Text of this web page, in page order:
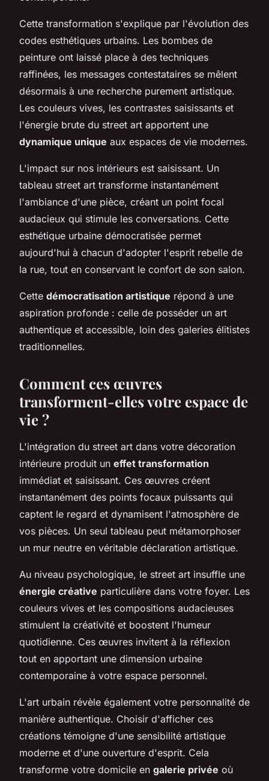
Cette transformation s'explique par l'évolution des
codes esthétiques urbains. Les bombes de
peinture ont laissé place à des techniques
raffinées, les messages contestataires se mêlent
désormais à une recherche purement artistique.
Les couleurs vives, les contrastes saisissants et
l'énergie brute du street art apportent une
dynamique unique aux espaces de vie modernes.
L'impact sur nos intérieurs est saisissant. Un
tableau street art transforme instantanément
l'ambiance d'une pièce, créant un point focal
audacieux qui stimule les conversations. Cette
esthétique urbaine démocratisée permet
aujourd'hui à chacun d'adopter l'esprit rebelle de
la rue, tout en conservant le confort de son salon.
Cette démocratisation artistique répond à une
aspiration profonde : celle de posséder un art
authentique et accessible, loin des galeries élitistes
traditionnelles.
Comment ces œuvres
transforment-elles votre espace de
vie ?
L'intégration du street art dans votre décoration
intérieure produit un effet transformation
immédiat et saisissant. Ces œuvres créent
instantanément des points focaux puissants qui
captent le regard et dynamisent l'atmosphère de
vos pièces. Un seul tableau peut métamorphoser
un mur neutre en véritable déclaration artistique.
Au niveau psychologique, le street art insuffle une
énergie créative particulière dans votre foyer. Les
couleurs vives et les compositions audacieuses
stimulent la créativité et boostent l'humeur
quotidienne. Ces œuvres invitent à la réflexion
tout en apportant une dimension urbaine
contemporaine à votre espace personnel.
L'art urbain révèle également votre personnalité de
manière authentique. Choisir d'afficher ces
créations témoigne d'une sensibilité artistique
moderne et d'une ouverture d'esprit. Cela
transforme votre domicile en galerie privée où